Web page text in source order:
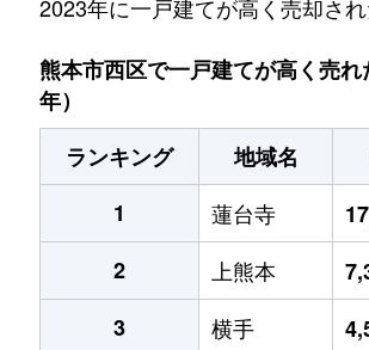
2023年に一戸建てが高く売却され
熊本市西区で一戸建てが高く売
年）
ランキング
地域名
1
蓮台寺
2
上熊本
3
横手